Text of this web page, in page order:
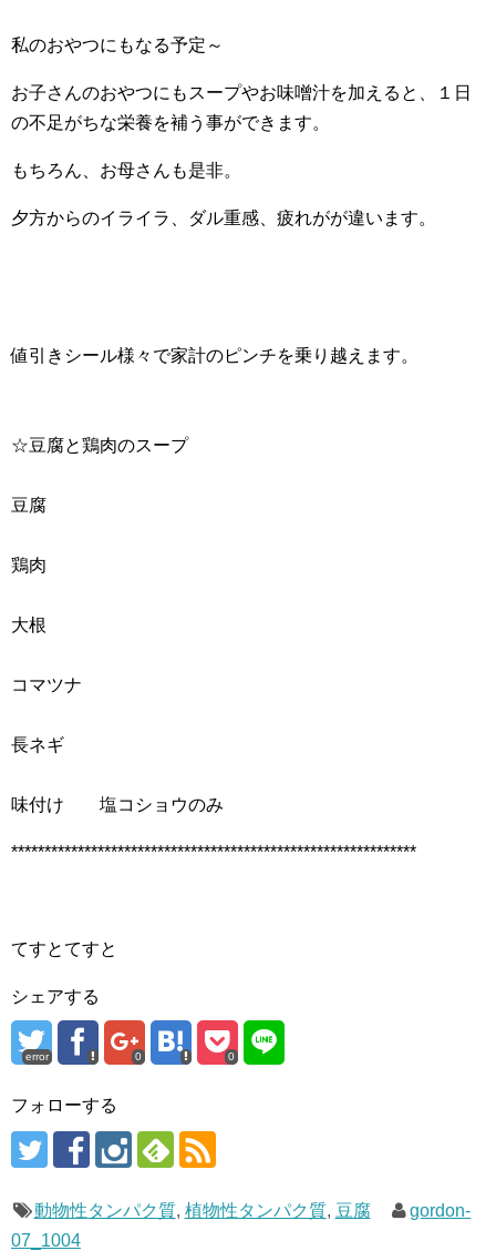
私のおやつにもなる予定～
お子さんのおやつにもスープやお味噌汁を加えると、１日
の不足がちな栄養を補う事ができます。
もちろん、お母さんも是非。
夕方からのイライラ、ダル重感、疲れがが違います。
値引きシール様々で家計のピンチを乗り越えます。
☆豆腐と鶏肉のスープ
豆腐
鶏肉
大根
コマツナ
長ネギ
味付け 塩コショウのみ
*************************************************************
てすとてすと
シェアする
error 0 0
フォローする
動物性タンパク質, 植物性タンパク質, 豆腐
gordon-
07_1004